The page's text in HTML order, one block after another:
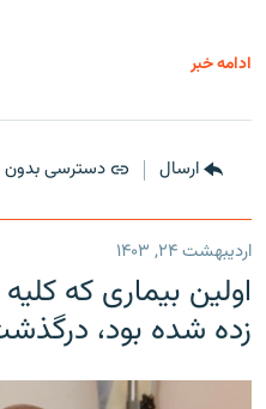
ادامه خبر
ارسال دسترسی بدون
اردیبهشت ۲۴, ۱۴۰۳
اولین بیماری که
زده شده بود،